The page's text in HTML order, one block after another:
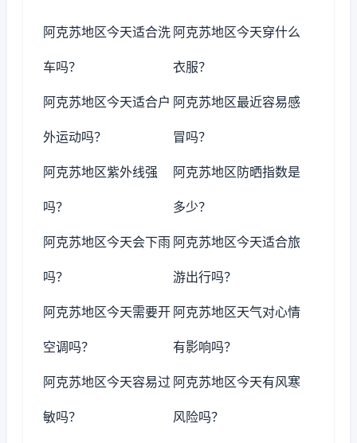
阿克苏地区今天适合洗
车吗？
阿克苏地区今天穿什么
衣服？
阿克苏地区今天适合户
外运动吗？
阿克苏地区最近容易感
冒吗？
阿克苏地区紫外线强
吗？
阿克苏地区防晒指数是
多少？
阿克苏地区今天会下雨
吗？
阿克苏地区今天适合旅
游出行吗？
阿克苏地区今天需要开
空调吗？
阿克苏地区天气对心情
有影响吗？
阿克苏地区今天容易过
敏吗？
阿克苏地区今天有风寒
风险吗？